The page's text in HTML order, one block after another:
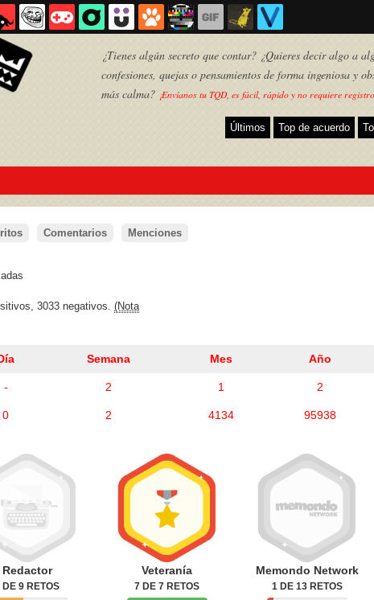
¿Tienes algún secreto que contar? ¿Quieres decir algo a
confesiones, quejas o pensamientos de forma ingeniosa y
más calma? ¡Envíanos tu TQD, es fácil, rápido y no requiere
Últimos Top de acuerdo
Política de privacidad Política de cookies
Comentarios Menciones
3033 negativos. (Nota
Semana Mes Año
- 2 1 2
0 2 4134 95938
Redactor
DE 9 RETOS
Veteranía
7 DE 7 RETOS
Memondo Network
1 DE 13 RETOS